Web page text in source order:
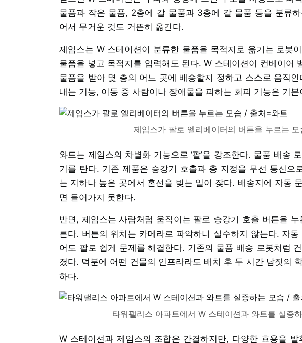
물품과 작은 물품, 2층에 갈 물품과 3층에 갈 물품 등을 분류
어서 무거운 것도 거뜬히 옮긴다.
제임스는 W 스테이션이 분류한 물품을 목적지로 옮기는 로봇
물품을 넣고 목적지를 입력해도 된다. W 스테이션이 컨베이어
물품을 받아 몇 층의 어느 곳에 배송할지 정하고 스스로 움직
내는 기능, 이동 중 사람이나 장애물을 피하는 회피 기능은 기본
제임스가 팔로 엘리베이터의 버튼을 누르는
와트는 제임스의 차별화 기능으로 ‘팔’을 강조한다. 물품 배송
기를 탄다. 기존 제품은 승강기 호출과 층 지정을 무선 통신으
는 지하나 높은 곳에서 혼선을 빚는 일이 잦다. 배송지에 자동
면 들어가지 못한다.
반면, 제임스는 사람처럼 움직이는 팔로 승강기 호출 버튼을
른다. 버튼의 위치는 카메라로 파악하니 실수하지 않는다. 자
어도 팔로 쉽게 문제를 해결한다. 기존의 물품 배송 로봇처럼
졌다. 덕분에 어떤 건물의 인프라라도 배치 후 두 시간 남짓의
하다.
타워팰리스 아파트에서 W 스테이션과 와트를 실증
W 스테이션과 제임스의 조합은 간결하지만, 다양한 효용을